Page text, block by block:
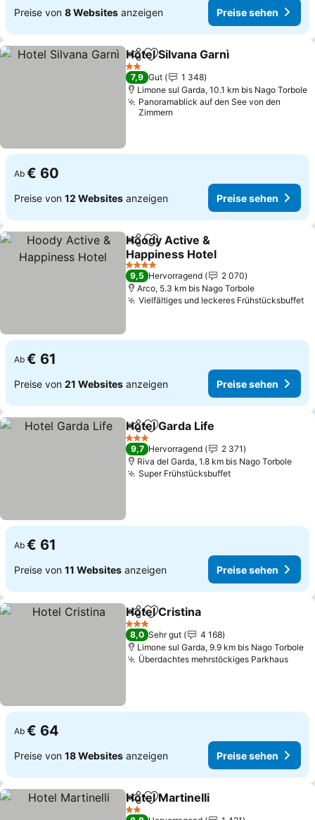
Preise von 8 Websites anzeigen Preise sehen
TeilenZu Favoriten hinzufügen
Hotel Silvana Garnì
2 Sterne
7,9 Gut
1 348
Limone sul Garda, 10.1 km bis Nago Torbole
Panoramablick auf den See von den
Zimmern
Ab € 60
Preise von 12 Websites anzeigen Preise sehen
TeilenZu Favoriten hinzufügen
Hoody Active &
Happiness Hotel
4 Sterne
9,5 Hervorragend
2 070
Arco, 5.3 km bis Nago Torbole
Vielfältiges und leckeres Frühstücksbuffet
Ab € 61
Preise von 21 Websites anzeigen Preise sehen
TeilenZu Favoriten hinzufügen
Hotel Garda Life
3 Sterne
9,7 Hervorragend
2 371
Riva del Garda, 1.8 km bis Nago Torbole
Super Frühstücksbuffet
Ab € 61
Preise von 11 Websites anzeigen Preise sehen
TeilenZu Favoriten hinzufügen
Hotel Cristina
3 Sterne
8,0 Sehr gut
4 168
Limone sul Garda, 9.9 km bis Nago Torbole
Überdachtes mehrstöckiges Parkhaus
Ab € 64
Preise von 18 Websites anzeigen Preise sehen
TeilenZu Favoriten hinzufügen
Hotel Martinelli
2 Sterne